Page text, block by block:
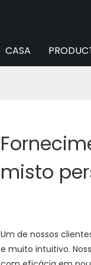
CASA
misto
Um de nossos
e muito intuitivo.